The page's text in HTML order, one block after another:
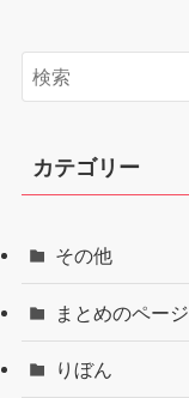
カテゴリー
その他
まとめのページ
りぼん